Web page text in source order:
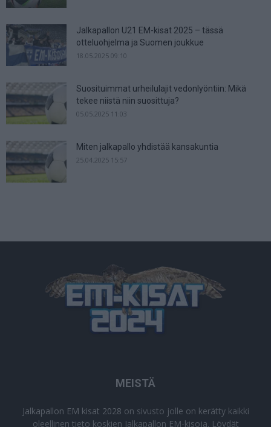
Jalkapallon U21 EM-kisat 2025 – tässä
otteluohjelma ja Suomen joukkue
18.05.2025 09:10
Suosituimmat urheilulajit vedonlyöntiin: Mikä
tekee niistä niin suosittuja?
05.05.2025 11:03
Miten jalkapallo yhdistää kansakuntia
25.04.2025 15:57
MEISTÄ
Jalkapallon EM kisat 2028 on sivusto jolle on kerätty kaikki
oleellinen tieto koskien Jalkapallon EM-kisoja. Löydät